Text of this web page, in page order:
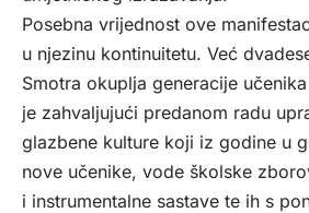
Posebna vrijednost ove
u njezinu kontinuitetu. Već
Smotra okuplja generacije
je zahvaljujući predanom radu
glazbene kulture koji iz godine u
nove učenike, vode školske
i instrumentalne sastave te ih s